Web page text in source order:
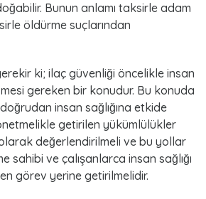
Bunun anlamı taksirle adam
öldürme suçlarından
ki; ilaç güvenliği öncelikle insan
gereken bir konudur. Bu konuda
insan sağlığına etkide
getirilen yükümlülükler
değerlendirilmeli ve bu yollar
sahibi ve çalışanlarca insan sağlığı
görev yerine getirilmelidir.